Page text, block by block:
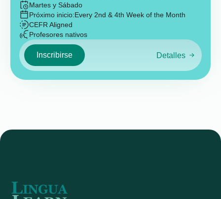
Martes y Sábado
Próximo inicio:Every 2nd & 4th Week of the Month
CEFR Aligned
Profesores nativos
Inscribirse Detalles